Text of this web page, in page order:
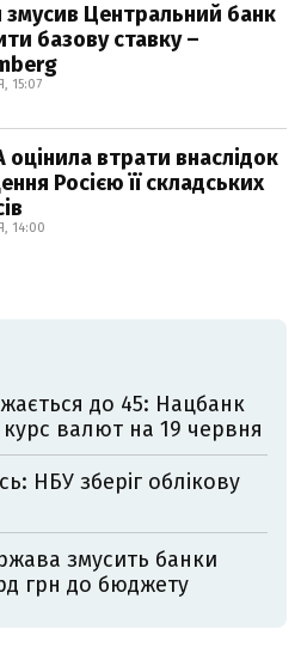
змусив Центральний банк
базову ставку –
15:07
оцінила втрати внаслідок
Росією її складських
14:00
до 45: Нацбанк
валют на 19 червня
НБУ зберіг облікову
змусить банки
грн до бюджету